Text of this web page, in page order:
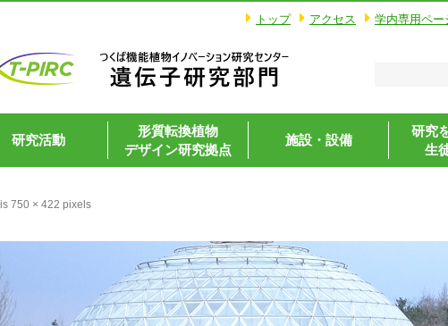
トップ アクセス 学内専用ペー
研究活動
形質転換植物
デザイン研究拠点
施設・設備
研究
生
750 × 422 pixels